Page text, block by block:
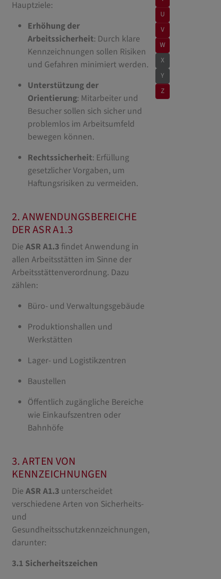
Hauptziele:
Erhöhung der
Arbeitssicherheit: Durch klare
Kennzeichnungen sollen Risiken
und Gefahren minimiert werden.
Unterstützung der
Orientierung: Mitarbeiter und
Besucher sollen sich sicher und
problemlos im Arbeitsumfeld
bewegen können.
Rechtssicherheit: Erfüllung
gesetzlicher Vorgaben, um
Haftungsrisiken zu vermeiden.
2. ANWENDUNGSBEREICHE
DER ASR A1.3
Die ASR A1.3 findet Anwendung in
allen Arbeitsstätten im Sinne der
Arbeitsstättenverordnung. Dazu
zählen:
Büro- und Verwaltungsgebäude
Produktionshallen und
Werkstätten
Lager- und Logistikzentren
Baustellen
Öffentlich zugängliche Bereiche
wie Einkaufszentren oder
Bahnhöfe
3. ARTEN VON
KENNZEICHNUNGEN
Die ASR A1.3 unterscheidet
verschiedene Arten von Sicherheits-
und
Gesundheitsschutzkennzeichnungen,
darunter:
3.1 Sicherheitszeichen
U
V
W
X
Y
Z